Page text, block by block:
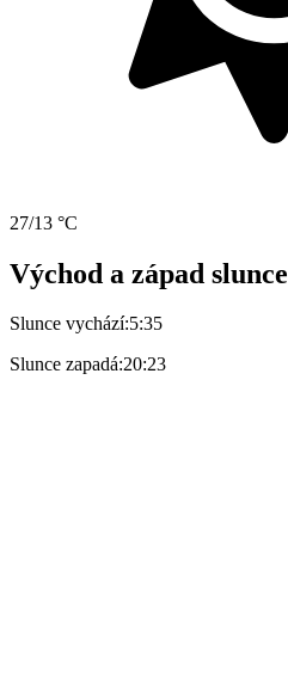
27/13 °C
Východ a západ slunce
Slunce vychází:5:35
Slunce zapadá:20:23